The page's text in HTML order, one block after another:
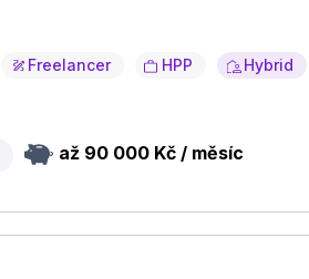
Freelancer HPP Hybrid
až 90 000 Kč / měsíc